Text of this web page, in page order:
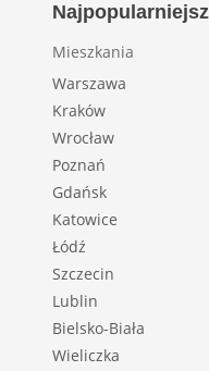
Mieszkania
Warszawa
Kraków
Wrocław
Poznań
Gdańsk
Katowice
Łódź
Szczecin
Lublin
Bielsko-Biała
Wieliczka